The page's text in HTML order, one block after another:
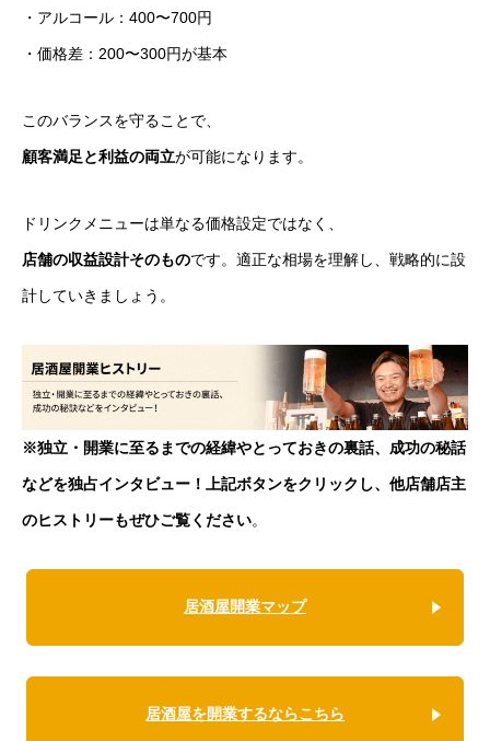
・アルコール：400〜700円
・価格差：200〜300円が基本
このバランスを守ることで、
顧客満足と利益の両立が可能になります。
ドリンクメニューは単なる価格設定ではなく、
店舗の収益設計そのものです。適正な相場を理解し、戦略的に設
計していきましょう。
※独立・開業に至るまでの経緯やとっておきの裏話、成功の秘話
などを独占インタビュー！上記ボタンをクリックし、他店舗店主
のヒストリーもぜひご覧ください。
居酒屋開業マップ
居酒屋を開業するならこちら